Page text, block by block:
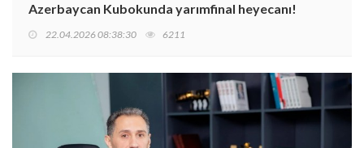
Azerbaycan Kubokunda yarımfinal heyecanı!
22.04.2026 08:38:30 6211